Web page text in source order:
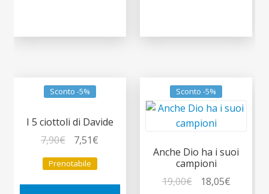
Sconto -5%
I 5 ciottoli di Davide
7,90€
prezzo
originale
era:
7,51€
è:
Prenotabile
Sconto -5%
Anche Dio ha i suoi
campioni
19,00€ 18,05€Il